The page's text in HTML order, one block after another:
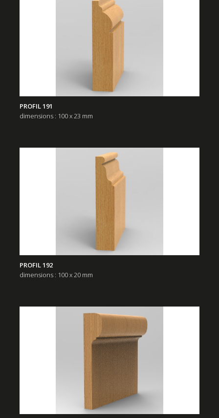
PROFIL 191
dimensions : 100 x 23 mm
PROFIL 192
dimensions : 100 x 20 mm